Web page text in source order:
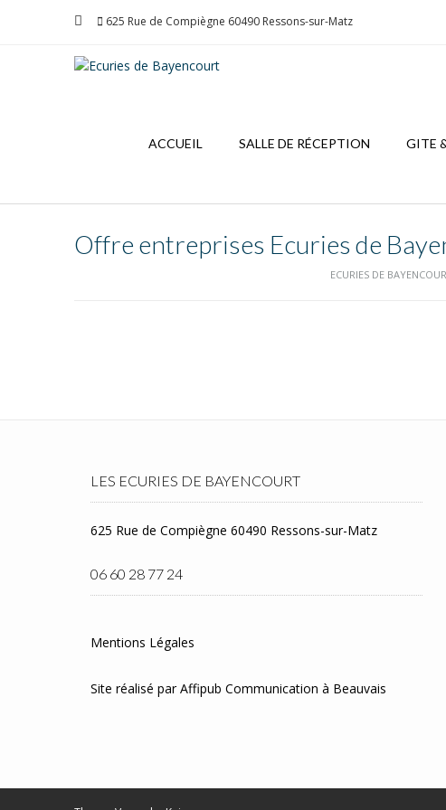
625 Rue de Compiègne 60490 Ressons-sur-Matz
ACCUEIL SALLE DE RÉCEPTION GITE
Offre entreprises Ecuries de
ECURIES DE
LES ECURIES DE BAYENCOURT
625 Rue de Compiègne 60490 Ressons-sur-Matz
06 60 28 77 24
Mentions Légales
Site réalisé parAffipub Communication à Beauvais